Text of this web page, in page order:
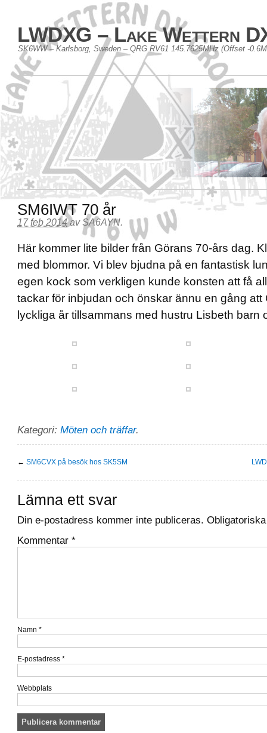
LWDXG – Lake Wettern
SK6WW – Karlsborg, Sweden – QRG RV61 145.7625MHz (Offset -
SM6IWT 70 år
17 feb 2014 avSA6AYN.
Här kommer lite bilder från Görans 70-års dag.
med blommor. Vi blev bjudna på en fantastisk
egen kock som verkligen kunde konsten att få
tackar för inbjudan och önskar ännu en gång att
lyckliga år tillsammans med hustru Lisbeth barn
Kategori: Möten och träffar.
← SM6CVX på besök hos SK5SM
Lämna ett svar
Din e-postadress kommer inte publiceras.
Kommentar *
Namn *
E-postadress *
Webbplats